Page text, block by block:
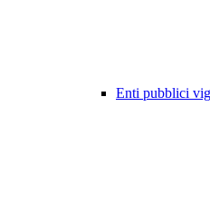
Enti pubblici